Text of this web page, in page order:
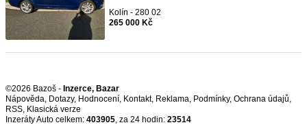
Kolín - 280 02
265 000 Kč
©2026 Bazoš - Inzerce, Bazar
Nápověda, Dotazy, Hodnocení, Kontakt, Reklama, Podmínky, Ochrana údajů,
RSS,
Inzeráty Auto celkem: 403905, za 24 hodin: 23514